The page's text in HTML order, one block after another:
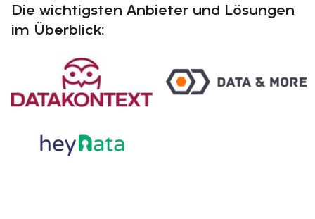
Die wichtigsten Anbieter und Lösungen
im Überblick: